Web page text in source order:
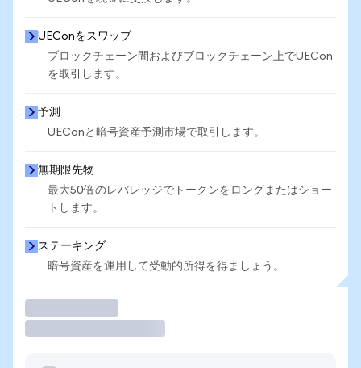
UEConをスワップ
ブロックチェーン間およびブロックチェーン上でUECon
を取引します。
予測
UEConと暗号資産予測市場で取引します。
無期限先物
最大50倍のレバレッジでトークンをロングまたはショー
トします。
ステーキング
暗号資産を運用して受動的所得を得ましょう。